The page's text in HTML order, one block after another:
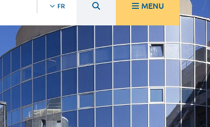
FR MENU